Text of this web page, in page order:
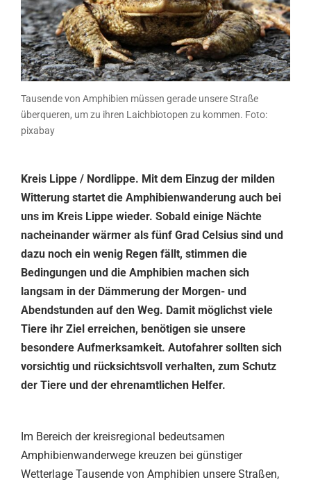
Tausende von Amphibien müssen gerade unsere Straße
überqueren, um zu ihren Laichbiotopen zu kommen. Foto:
pixabay
Kreis Lippe / Nordlippe. Mit dem Einzug der milden
Witterung startet die Amphibienwanderung auch bei
uns im Kreis Lippe wieder. Sobald einige Nächte
nacheinander wärmer als fünf Grad Celsius sind und
dazu noch ein wenig Regen fällt, stimmen die
Bedingungen und die Amphibien machen sich
langsam in der Dämmerung der Morgen- und
Abendstunden auf den Weg. Damit möglichst viele
Tiere ihr Ziel erreichen, benötigen sie unsere
besondere Aufmerksamkeit. Autofahrer sollten sich
vorsichtig und rücksichtsvoll verhalten, zum Schutz
der Tiere und der ehrenamtlichen Helfer.
Im Bereich der kreisregional bedeutsamen
Amphibienwanderwege kreuzen bei günstiger
Wetterlage Tausende von Amphibien unsere Straßen,